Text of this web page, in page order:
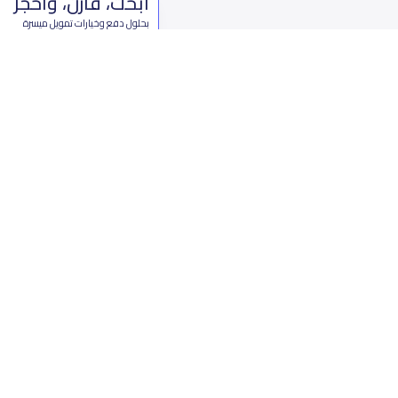
بحلول دفع وخيارات تمويل ميسرة